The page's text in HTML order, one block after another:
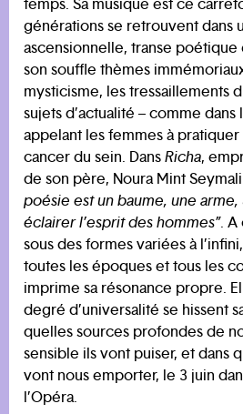
générations se retrouvent dans
ascensionnelle, transe poétique
son souffle thèmes
mysticisme, les tressaillements
sujets d’actualité – comme dans
appelant les femmes à
cancer du sein. DansRicha,
de son père, Noura Mint
poésie est un baume, une
éclairer l’esprit des hommes”. A
sous des formes variées à
toutes les époques et tous les
imprime sa résonance propre.
degré d’universalité se hissent
quelles sources profondes de
sensible ils vont puiser, et dans
vont nous emporter, le 3 juin
l’Opéra.